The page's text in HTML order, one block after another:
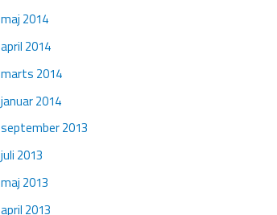
maj 2014
april 2014
marts 2014
januar 2014
september 2013
juli 2013
maj 2013
april 2013